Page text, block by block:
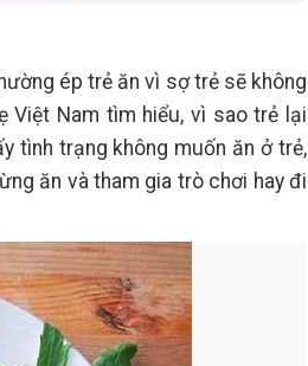
ép trẻ ăn vì sợ trẻ sẽ không
Việt Nam tìm hiểu, vì sao trẻ lại
tình trạng không muốn ăn ở trẻ,
ăn và tham gia trò chơi hay đi